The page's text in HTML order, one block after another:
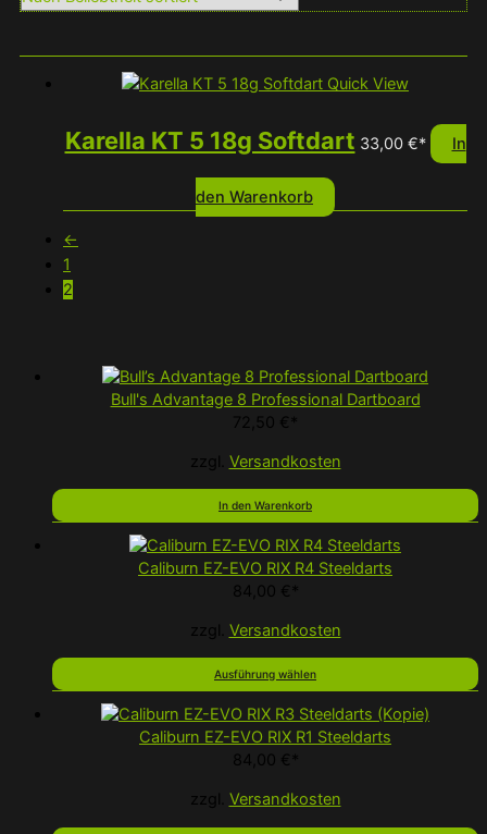
Quick View
Karella KT 5 18g Softdart 33,00 €* In
den Warenkorb
←
1
2
Bull's Advantage 8 Professional Dartboard
72,50 € *
zzgl. Versandkosten
In den Warenkorb
Caliburn EZ-EVO RIX R4 Steeldarts
84,00 € *
zzgl. Versandkosten
Ausführung wählen
Caliburn EZ-EVO RIX R1 Steeldarts
84,00 € *
zzgl. Versandkosten